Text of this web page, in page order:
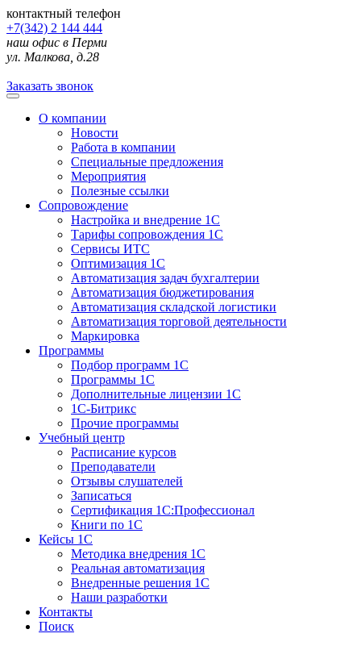
контактный телефон
+7(342) 2 144 444
наш офис в Перми
ул. Малкова, д.28
Заказать звонок
О компании
Новости
Работа в компании
Специальные предложения
Мероприятия
Полезные ссылки
Сопровождение
Настройка и внедрение 1С
Тарифы сопровождения 1С
Сервисы ИТС
Оптимизация 1С
Автоматизация задач бухгалтерии
Автоматизация бюджетирования
Автоматизация складской логистики
Автоматизация торговой деятельности
Маркировка
Программы
Подбор программ 1С
Программы 1С
Дополнительные лицензии 1С
1С-Битрикс
Прочие программы
Учебный центр
Расписание курсов
Преподаватели
Отзывы слушателей
Записаться
Сертификация 1С:Профессионал
Книги по 1С
Кейсы 1С
Методика внедрения 1С
Реальная автоматизация
Внедренные решения 1С
Наши разработки
Контакты
Поиск